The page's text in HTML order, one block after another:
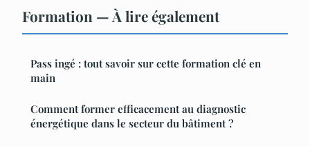
Formation — À lire également
Pass ingé : tout savoir sur cette formation clé en
main
Comment former efficacement au diagnostic
énergétique dans le secteur du bâtiment ?